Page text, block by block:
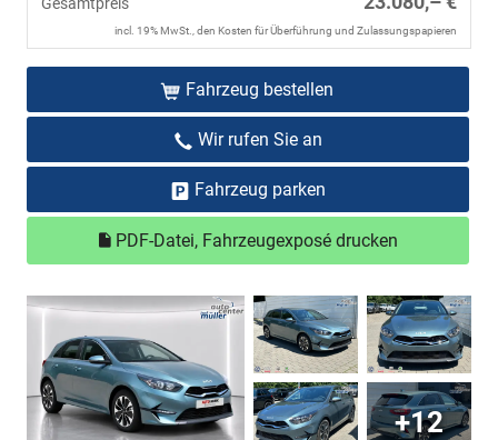
incl. 19% MwSt., den Kosten für Überführung und Zulassungspapieren
Fahrzeug bestellen
Wir rufen Sie an
Fahrzeug parken
PDF-Datei, Fahrzeugexposé drucken
+12